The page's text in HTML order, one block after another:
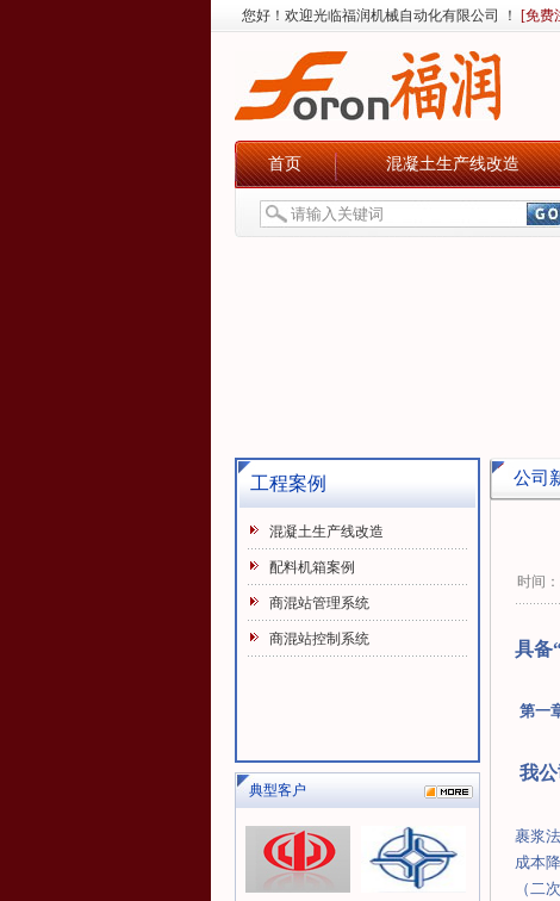
您好！欢迎光临福润机械自动化有限公司 ！ [免费
首页 混凝土生产线改造
工程案例
混凝土生产线改造
配料机箱案例
商混站管理系统
商混站控制系统
典型客户
公司
时间
具备
第一
我
裹浆
成本
（二